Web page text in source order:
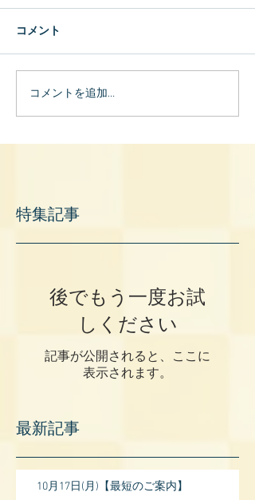
コメント
コメントを追加…
特集記事
後でもう一度お試
しください
記事が公開されると、ここに
表示されます。
最新記事
10月17日(月)【最短のご案内】